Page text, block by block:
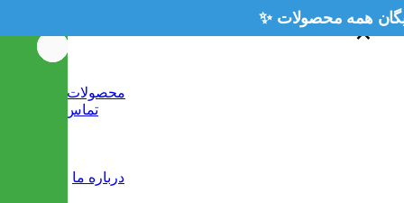
محصولات جدید
تماس با ما
درباره ما
×
×